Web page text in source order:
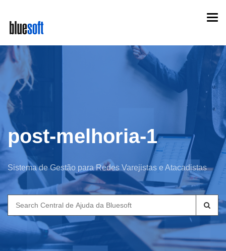
main
content
post-melhoria-1
Sistema de Gestão para Redes Varejistas e Atacadistas
Search
for: